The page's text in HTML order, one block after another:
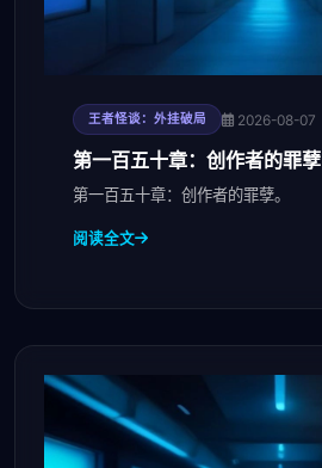
王者怪谈：外挂破局 2026-08-07
第一百五十章：创作者的罪孽
第一百五十章：创作者的罪孽。
阅读全文